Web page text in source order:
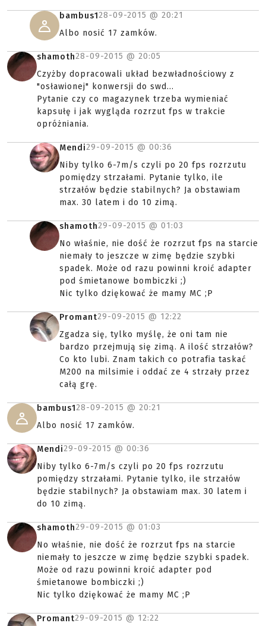
bambus128-09-2015 @ 20:21
Albo nosić 17 zamków.
shamoth28-09-2015 @ 20:05
Czyżby dopracowali układ bezwładnościowy z
"osławionej" konwersji do swd...
Pytanie czy co magazynek trzeba wymieniać
kapsułę i jak wygląda rozrzut fps w trakcie
opróżniania.
Mendi29-09-2015 @ 00:36
Niby tylko 6-7m/s czyli po 20 fps rozrzutu
pomiędzy strzałami. Pytanie tylko, ile
strzałów będzie stabilnych? Ja obstawiam
max. 30 latem i do 10 zimą.
shamoth29-09-2015 @ 01:03
No właśnie, nie dość że rozrzut fps na starcie
niemały to jeszcze w zimę będzie szybki
spadek. Może od razu powinni kroić adapter
pod śmietanowe bombiczki ;)
Nic tylko dziękować że mamy MC ;P
Promant29-09-2015 @ 12:22
Zgadza się, tylko myślę, że oni tam nie
bardzo przejmują się zimą. A ilość strzałów?
Co kto lubi. Znam takich co potrafia taskać
M200 na milsimie i oddać ze 4 strzały przez
całą grę.
bambus128-09-2015 @ 20:21
Albo nosić 17 zamków.
Mendi29-09-2015 @ 00:36
Niby tylko 6-7m/s czyli po 20 fps rozrzutu
pomiędzy strzałami. Pytanie tylko, ile strzałów
będzie stabilnych? Ja obstawiam max. 30 latem i
do 10 zimą.
shamoth29-09-2015 @ 01:03
No właśnie, nie dość że rozrzut fps na starcie
niemały to jeszcze w zimę będzie szybki spadek.
Może od razu powinni kroić adapter pod
śmietanowe bombiczki ;)
Nic tylko dziękować że mamy MC ;P
Promant29-09-2015 @ 12:22